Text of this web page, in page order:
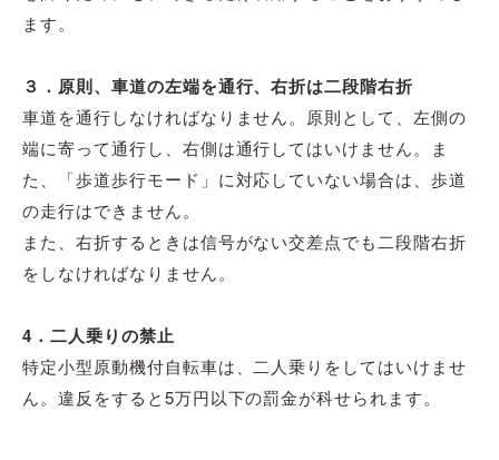
ます。
３．原則、車道の左端を通行、右折は二段階右折
車道を通行しなければなりません。原則として、左側の
端に寄って通行し、右側は通行してはいけません。ま
た、「歩道歩行モード」に対応していない場合は、歩道
の走行はできません。
また、右折するときは信号がない交差点でも二段階右折
をしなければなりません。
4 ．二人乗りの禁止
特定小型原動機付自転車は、二人乗りをしてはいけませ
ん。違反をすると5万円以下の罰金が科せられます。